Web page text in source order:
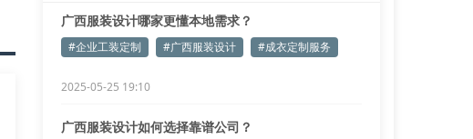
广西服装设计哪家更懂本地需求？
#企业工装定制 #广西服装设计 #成衣定制服务
2025-05-25 19:10
广西服装设计如何选择靠谱公司？